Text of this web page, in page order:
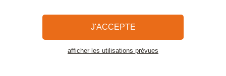
CGV et Charte de Confidentialité
La Presse parle de nous
Plan du site
J'ACCEPTE
afficher les utilisations prévues